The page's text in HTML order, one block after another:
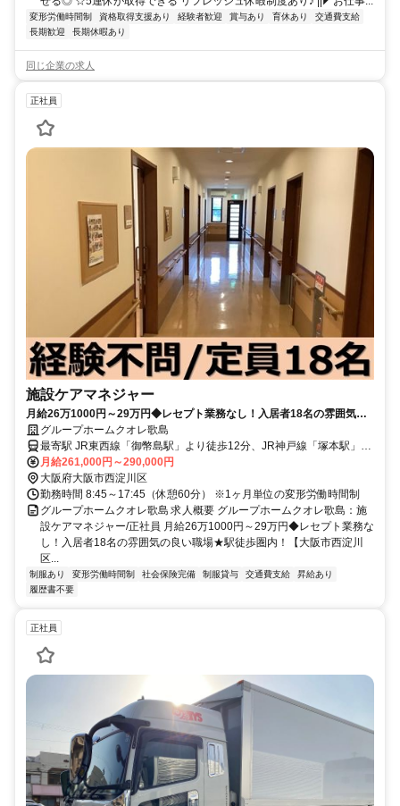
変形労働時間制 資格取得支援あり 経験者歓迎 賞与あり 育休あり
交通費支給
長期歓迎
長期休暇あり
同じ企業の求人
正社員
施設ケアマネジャー
月給26万1000円～29万円◆レセプト業務なし！入居者18名の雰囲気の
良い職場★駅徒歩圏内！【大阪市西淀川区、御幣島駅、グループホー
ム、施設ケアマネジャー、正社員】
グループホームクオレ歌島
最寄駅 JR東西線「御幣島駅」より徒歩12分、JR神戸線「塚本駅」よ
り徒歩13分
月給261,000円～290,000円
大阪府大阪市西淀川区
勤務時間 8:45～17:45（休憩60分） ※1ヶ月単位の変形労働時間制
グループホームクオレ歌島 求人概要 グループホームクオレ歌島：施
設ケアマネジャー/正社員 月給26万1000円～29万円◆レセプト業務な
し！入居者18名の雰囲気の良い職場★駅徒歩圏内！【大阪市西淀川
区...
制服あり 変形労働時間制 社会保険完備 制服貸与 交通費支給
昇給あり
履歴書不要
正社員